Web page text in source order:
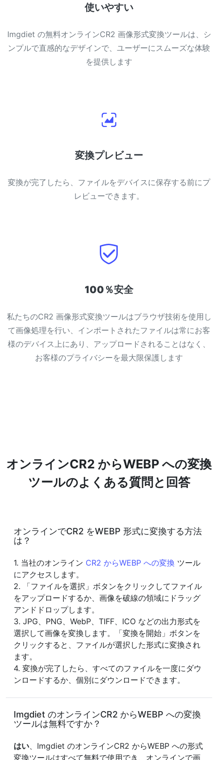
使いやすい
Imgdiet の無料オンラインCR2 画像形式変換ツールは、シ
ンプルで直感的なデザインで、ユーザーにスムーズな体験
を提供します
変換プレビュー
変換が完了したら、ファイルをデバイスに保存する前にプ
レビューできます。
100％安全
私たちのCR2 画像形式変換ツールはブラウザ技術を使用し
て画像処理を行い、インポートされたファイルは常にお客
様のデバイス上にあり、アップロードされることはなく、
お客様のプライバシーを最大限保護します
オンラインCR2 からWEBP への変換
ツールのよくある質問と回答
オンラインでCR2 をWEBP 形式に変換する方法
は？
1. 当社のオンライン CR2 からWEBP への変換 ツール
にアクセスします。
2. 「ファイルを選択」ボタンをクリックしてファイル
をアップロードするか、画像を破線の領域にドラッグ
アンドドロップします。
3. JPG、PNG、WebP、TIFF、ICO などの出力形式を
選択して画像を変換します。「変換を開始」ボタンを
クリックすると、ファイルが選択した形式に変換され
ます。
4. 変換が完了したら、すべてのファイルを一度にダウ
ンロードするか、個別にダウンロードできます。
Imgdiet のオンラインCR2 からWEBP への変換
ツールは無料ですか？
はい、Imgdiet のオンラインCR2 からWEBP への形式
変換ツールはすべて無料で使用でき、オンラインで画